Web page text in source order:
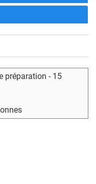
préparation - 15